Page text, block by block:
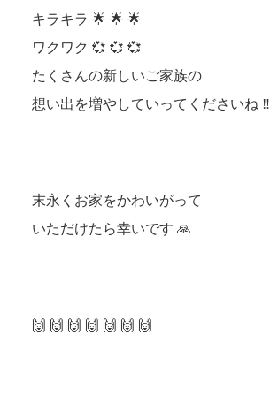
キラキラ 🌟 🌟 🌟
ワクワク 💞 💞 💞
たくさんの新しいご家族の
想い出を増やしていってくださいね ‼
末永くお家をかわいがって
いただけたら幸いです 🙏
🙌 🙌 🙌 🙌 🙌 🙌 🙌